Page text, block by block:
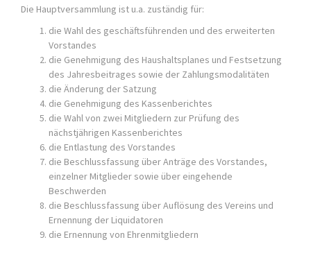
Die Hauptversammlung ist u.a. zuständig für:
die Wahl des geschäftsführenden und des erweiterten
Vorstandes
die Genehmigung des Haushaltsplanes und Festsetzung
des Jahresbeitrages sowie der Zahlungsmodalitäten
die Änderung der Satzung
die Genehmigung des Kassenberichtes
die Wahl von zwei Mitgliedern zur Prüfung des
nächstjährigen Kassenberichtes
die Entlastung des Vorstandes
die Beschlussfassung über Anträge des Vorstandes,
einzelner Mitglieder sowie über eingehende
Beschwerden
die Beschlussfassung über Auflösung des Vereins und
Ernennung der Liquidatoren
die Ernennung von Ehrenmitgliedern